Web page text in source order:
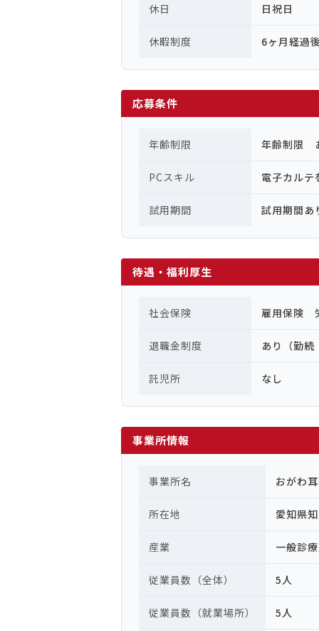
休日 日祝日
休暇制度 6ヶ月経過
応募条件
年齢制限 年齢制限
PCスキル 電子カルテ
試用期間 試用期間あ
待遇・福利厚生
社会保険 雇用保険
退職金制度 あり（勤
託児所 なし
事業所情報
事業所名 おがわ
所在地 愛知県
産業 一般診
従業員数（全体） 5人
従業員数（就業場所） 5人